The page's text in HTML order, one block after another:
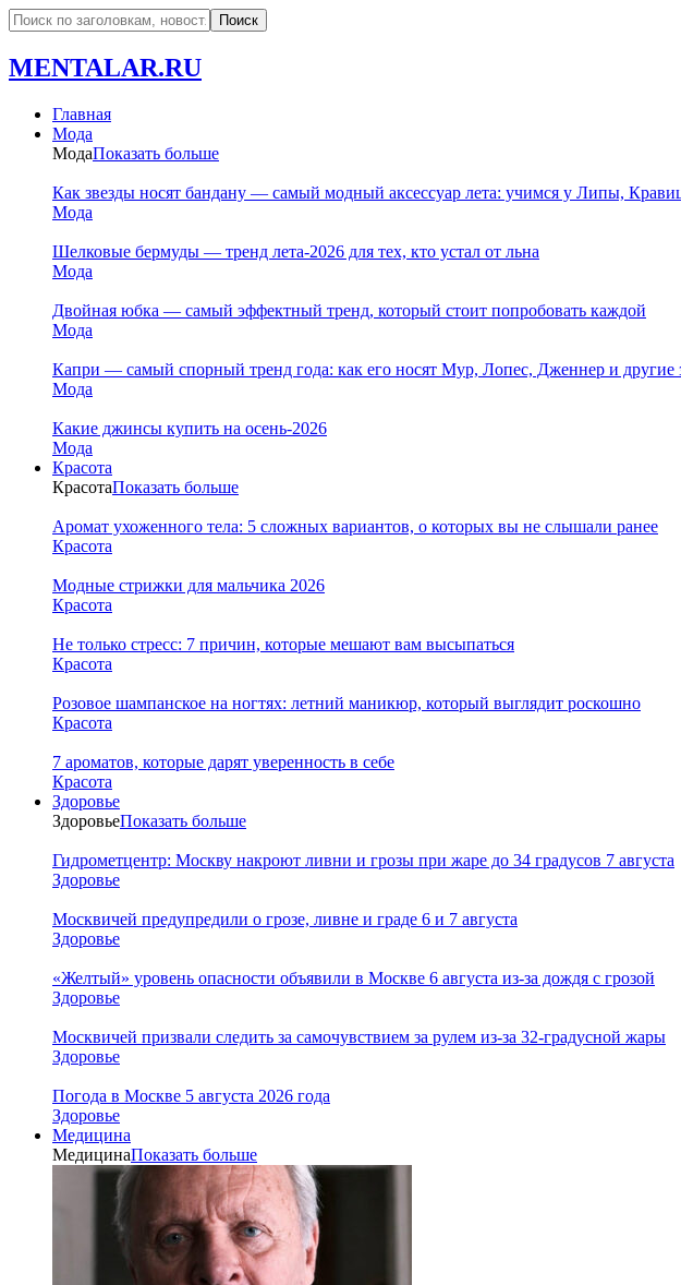
MENTALAR.RU
Главная
Мода
МодаПоказать больше
Как звезды носят бандану — самый модный аксессуар лета: учимся у Липы,
Мода
Шелковые бермуды — тренд лета-2026 для тех, кто устал от льна
Мода
Двойная юбка — самый эффектный тренд, который стоит попробовать каждой
Мода
Капри — самый спорный тренд года: как его носят Мур, Лопес, Дженнер и другие
Мода
Какие джинсы купить на осень-2026
Мода
Красота
КрасотаПоказать больше
Аромат ухоженного тела: 5 сложных вариантов, о которых вы не слышали ранее
Красота
Модные стрижки для мальчика 2026
Красота
Не только стресс: 7 причин, которые мешают вам высыпаться
Красота
Розовое шампанское на ногтях: летний маникюр, который выглядит роскошно
Красота
7 ароматов, которые дарят уверенность в себе
Красота
Здоровье
ЗдоровьеПоказать больше
Гидрометцентр: Москву накроют ливни и грозы при жаре до 34 градусов 7 августа
Здоровье
Москвичей предупредили о грозе, ливне и граде 6 и 7 августа
Здоровье
«Желтый» уровень опасности объявили в Москве 6 августа из-за дождя с грозой
Здоровье
Москвичей призвали следить за самочувствием за рулем из-за 32-градусной жары
Здоровье
Погода в Москве 5 августа 2026 года
Здоровье
Медицина
МедицинаПоказать больше